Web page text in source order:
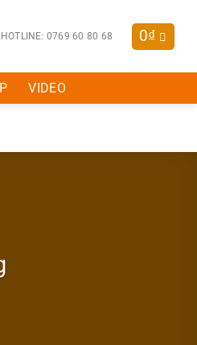
HOTLINE: 0769 60 80 68 0₫
VIDEO